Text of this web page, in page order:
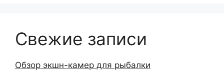
Свежие записи
Обзор экшн-камер для рыбалки